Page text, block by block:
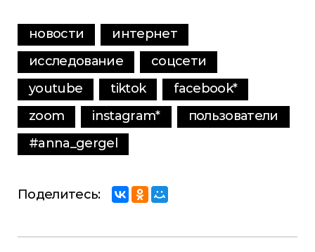
новости
интернет
исследование
соцсети
youtube
tiktok facebook*
zoom
instagram*
пользователи
#anna_gergel
Поделитесь: